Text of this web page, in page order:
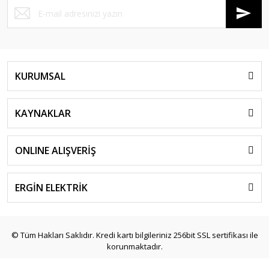
KURUMSAL
KAYNAKLAR
ONLINE ALIŞVERİŞ
ERGİN ELEKTRİK
© Tüm Hakları Saklıdır. Kredi kartı bilgileriniz 256bit SSL sertifikası ile
korunmaktadır.